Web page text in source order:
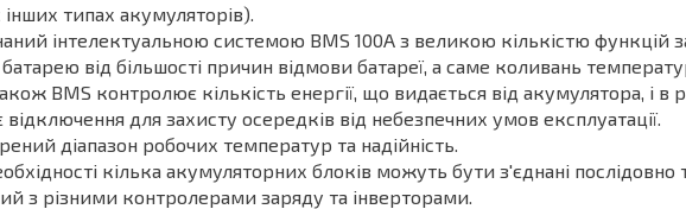
інших типах акумуляторів).
інтелектуальною системою BMS 100А з великою кількістю функцій
від більшості причин відмови батареї, а саме коливань
BMS контролює кількість енергії, що видається від акумулятора, і в
відключення для захисту осередків від небезпечних умов експлуатації.
діапазон робочих температур та надійність.
кілька акумуляторних блоків можуть бути з'єднані послідовно
з різними контролерами заряду та інверторами.